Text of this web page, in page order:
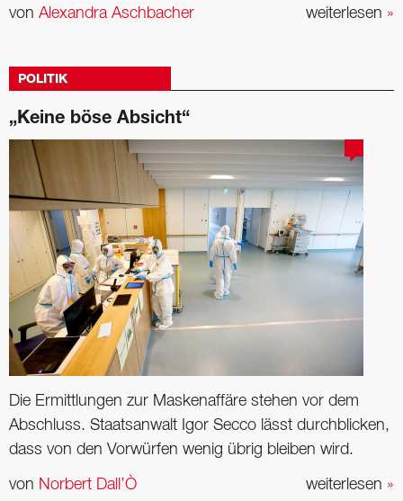
weiterlesen »
von Alexandra Aschbacher
POLITIK
„Keine böse Absicht“
Die Ermittlungen zur Maskenaffäre stehen vor dem
Abschluss. Staatsanwalt Igor Secco lässt durchblicken,
dass von den Vorwürfen wenig übrig bleiben wird.
weiterlesen »
von Norbert Dall’Ò